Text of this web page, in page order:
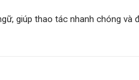
giúp thao tác nhanh chóng và